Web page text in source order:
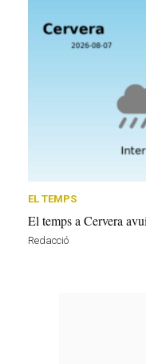
EL TEMPS
El temps a Cervera
Redacció